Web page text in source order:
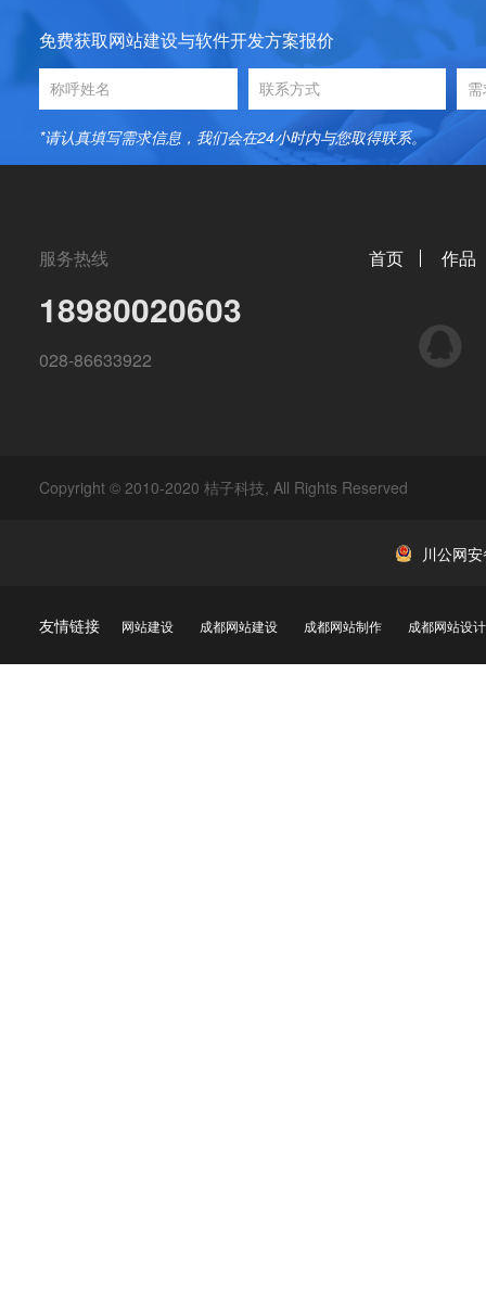
免费获取网站建设与软件开发方案报价
*请认真填写需求信息，我们会在24小时内与您取得联系。
服务热线
18980020603
028-86633922
首页 作品
QQ
Copyright © 2010-2020 桔子科技, All Rights Reserved
川公网
友情链接 网站建设 成都网站建设 成都网站制作 成都网站设计